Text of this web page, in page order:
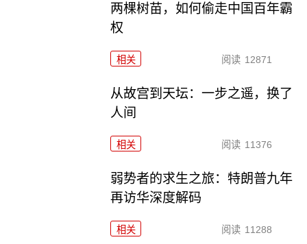
两棵树苗，如何偷走中国百年霸
权
相关 阅读 12871
从故宫到天坛：一步之遥，换了
人间
相关 阅读 11376
弱势者的求生之旅：特朗普九年
再访华深度解码
相关 阅读 11288